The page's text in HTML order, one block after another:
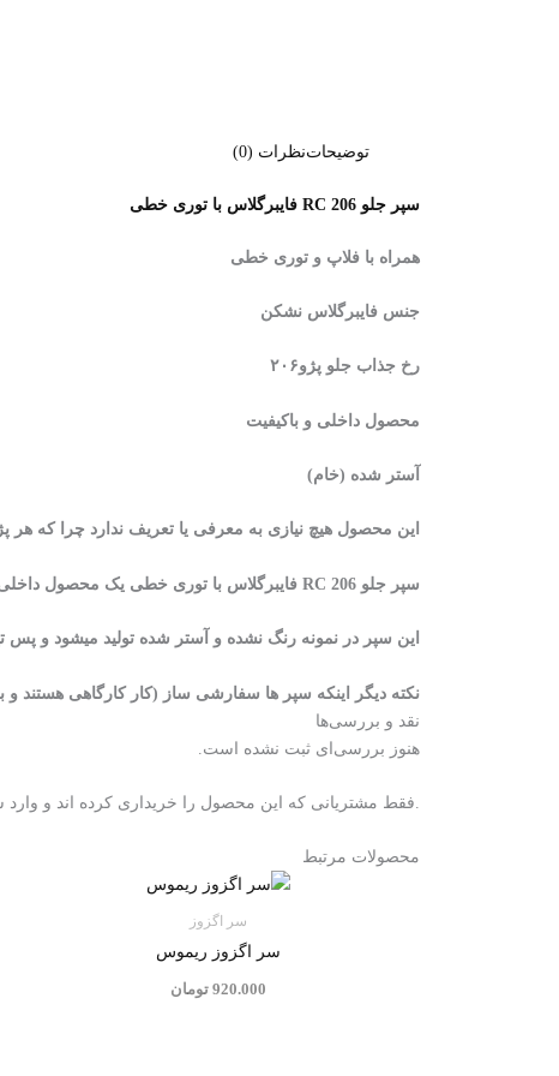
توضیحاتنظرات (0)
سپر جلو RC 206 فایبرگلاس با توری خطی
همراه با فلاپ و توری خطی
جنس فایبرگلاس نشکن
رخ جذاب جلو پژو۲۰۶
محصول داخلی و باکیفیت
آستر شده (خام)
این محصول هیچ نیازی به معرفی یا تعریف ندارد چرا که هر پژو ۲۰۶ سواری یکبار به خرید این سپر فکر کرده و یا این محصول و گذشته اش را کاملا میشناسد و آشنا
سپر جلو RC 206 فایبرگلاس با توری خطی یک محصول داخلی با کیفیت کاملا فیت کار همراه با توری خطی که نسبت به نمونه اصلی و چینی قیمتی بسیار مقرون به صرفه ای را داراست .
این سپر در نمونه رنگ نشده و آستر شده تولید میشود و پس
نکته دیگر اینکه سپر ها سفارشی ساز (کار کارگاهی هستند و به تعداد تولید
نقد و بررسی‌ها
هنوز بررسی‌ای ثبت نشده است.
.فقط مشتریانی که این محصول را خریداری کرده اند و وارد
محصولات مرتبط
سر اگزوز
سر اگزوز ریموس
920.000 تومان